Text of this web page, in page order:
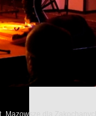
dla
mazowieckiego,
Radomskiej,
na Mazowszu